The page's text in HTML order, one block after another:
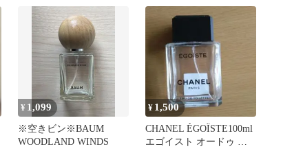
¥ 1,099
※空きビン※BAUM
WOODLAND WINDS
¥ 1,500
CHANEL ÉGOÏSTE100ml
エゴイスト オードゥ ト